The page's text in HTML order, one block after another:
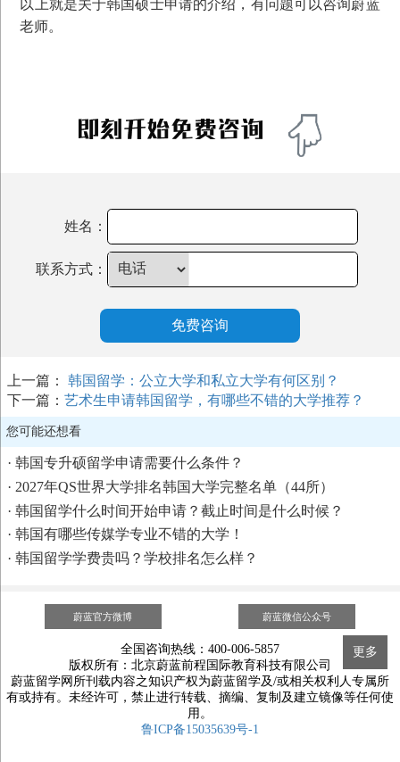
以上就是关于韩国硕士申请的介绍，有问题可以咨询蔚蓝
老师。
姓名：
联系方式：
免费咨询
上一篇：
韩国留学：公立大学和私立大学有何区别？
下一篇： 艺术生申请韩国留学，有哪些不错的大学推荐？
您可能还想看
· 韩国专升硕留学申请需要什么条件？
· 2027年QS世界大学排名韩国大学完整名单（44所）
· 韩国留学什么时间开始申请？截止时间是什么时候？
· 韩国有哪些传媒学专业不错的大学！
· 韩国留学学费贵吗？学校排名怎么样？
更多
蔚蓝官方微博 蔚蓝微信公众号
全国咨询热线：400-006-5857
版权所有：北京蔚蓝前程国际教育科技有限公司
蔚蓝留学网所刊载内容之知识产权为蔚蓝留学及/或相关权利人专属所
有或持有。未经许可，禁止进行转载、摘编、复制及建立镜像等任何使
用。
鲁ICP备15035639号-1